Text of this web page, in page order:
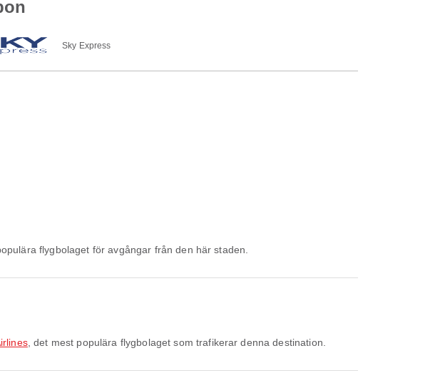
Sky Express
flygbolaget för avgångar från den här staden.
, det mest populära flygbolaget som trafikerar denna destination.